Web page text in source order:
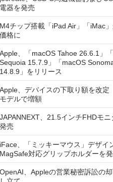
電器を発売
M4チップ搭載「iPad Air」「iMac」
価格に
Apple、「macOS Tahoe 26.6.1」
Sequoia 15.7.9」「macOS
14.8.9」をリリース
Apple、デバイスの下取り額を改
モデルで増額
JAPANNEXT、21.5インチFHDモニ
発売
iFace、「ミッキーマウス」デザイ
MagSafe対応グリップホルダーを
OpenAI、Appleの営業秘密訴訟の